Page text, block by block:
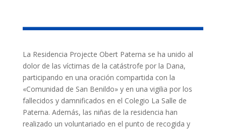
La Residencia Projecte Obert Paterna se ha unido al
dolor de las víctimas de la catástrofe por la Dana,
participando en una oración compartida con la
«Comunidad de San Benildo» y en una vigilia por los
fallecidos y damnificados en el Colegio La Salle de
Paterna. Además, las niñas de la residencia han
realizado un voluntariado en el punto de recogida y